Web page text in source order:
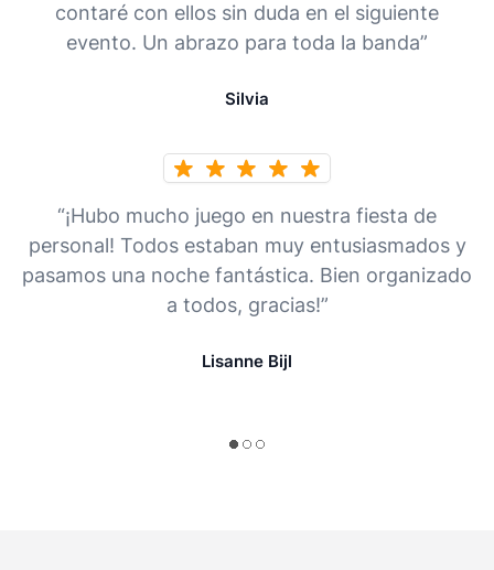
contaré con ellos sin duda en el siguiente
evento. Un abrazo para toda la banda”
Silvia
“¡Hubo mucho juego en nuestra fiesta de
personal! Todos estaban muy entusiasmados y
pasamos una noche fantástica. Bien organizado
a todos, gracias!”
Lisanne Bijl